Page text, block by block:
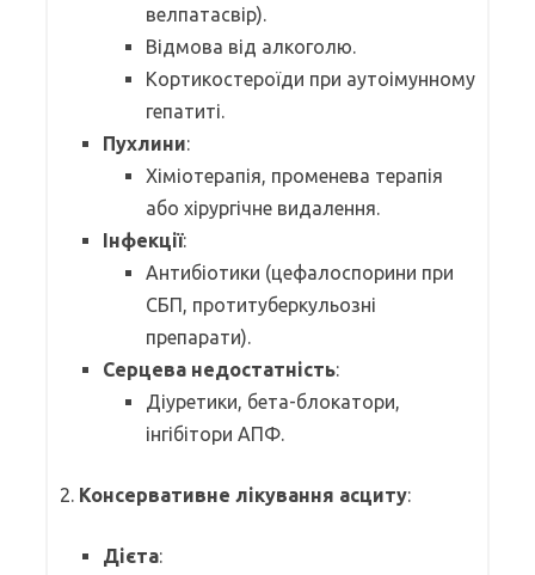
велпатасвір).
Відмова від алкоголю.
Кортикостероїди при аутоімунному
гепатиті.
Пухлини:
Хіміотерапія, променева терапія
або хірургічне видалення.
Інфекції:
Антибіотики (цефалоспорини при
СБП, протитуберкульозні
препарати).
Серцева недостатність:
Діуретики, бета-блокатори,
інгібітори АПФ.
2. Консервативне лікування асциту:
Дієта: